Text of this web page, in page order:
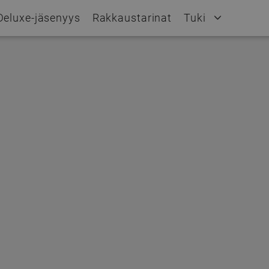
jäsenyys Rakkaustarinat Tuki